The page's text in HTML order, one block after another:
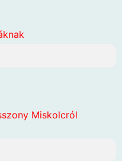
Miskolcról